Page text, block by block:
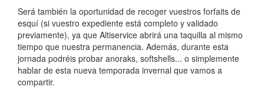
Será también la oportunidad de recoger vuestros forfaits de
esquí (si vuestro expediente está completo y validado
previamente), ya que Altiservice abrirá una taquilla al mismo
tiempo que nuestra permanencia. Además, durante esta
jornada podréis probar anoraks, softshells... o simplemente
hablar de esta nueva temporada invernal que vamos a
compartir.